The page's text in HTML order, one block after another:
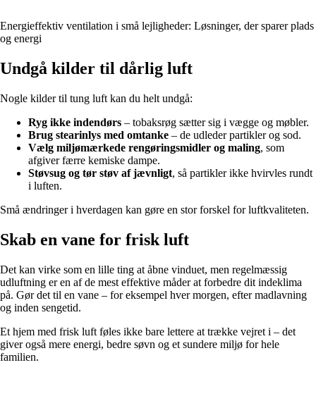
Energieffektiv ventilation i små lejligheder: Løsninger, der sparer plads
og energi
Undgå kilder til dårlig luft
Nogle kilder til tung luft kan du helt undgå:
Ryg ikke indendørs – tobaksrøg sætter sig i vægge og møbler.
Brug stearinlys med omtanke – de udleder partikler og sod.
Vælg miljømærkede rengøringsmidler og maling, som
afgiver færre kemiske dampe.
Støvsug og tør støv af jævnligt, så partikler ikke hvirvles rundt
i luften.
Små ændringer i hverdagen kan gøre en stor forskel for luftkvaliteten.
Skab en vane for frisk luft
Det kan virke som en lille ting at åbne vinduet, men regelmæssig
udluftning er en af de mest effektive måder at forbedre dit indeklima
på. Gør det til en vane – for eksempel hver morgen, efter madlavning
og inden sengetid.
Et hjem med frisk luft føles ikke bare lettere at trække vejret i – det
giver også mere energi, bedre søvn og et sundere miljø for hele
familien.